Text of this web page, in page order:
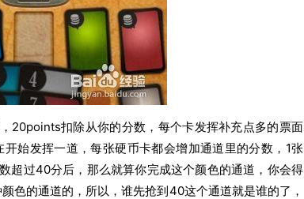
20points扣除从你的分数，每个卡发挥补充点多的票面
始发挥一道，每张硬币卡都会增加通道里的分数，1张
过40分后，那么就算你完成这个颜色的通道，你会得
色的通道的，所以，谁先抢到40这个通道就是谁的了，